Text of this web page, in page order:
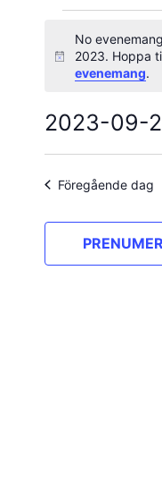
för
29
2023
Notis
No
2023. Hoppa
evenemang.
2023-09-
Välj
Föregående dag